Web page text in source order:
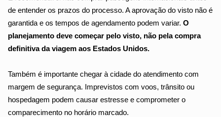
de entender os prazos do processo. A aprovação do visto não é
garantida e os tempos de agendamento podem variar. O
planejamento deve começar pelo visto, não pela compra
definitiva da viagem aos Estados Unidos.
Também é importante chegar à cidade do atendimento com
margem de segurança. Imprevistos com voos, trânsito ou
hospedagem podem causar estresse e comprometer o
comparecimento no horário marcado.